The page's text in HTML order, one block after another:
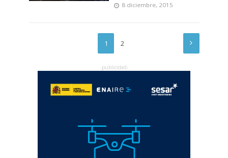
8 diciembre, 2015
1 2